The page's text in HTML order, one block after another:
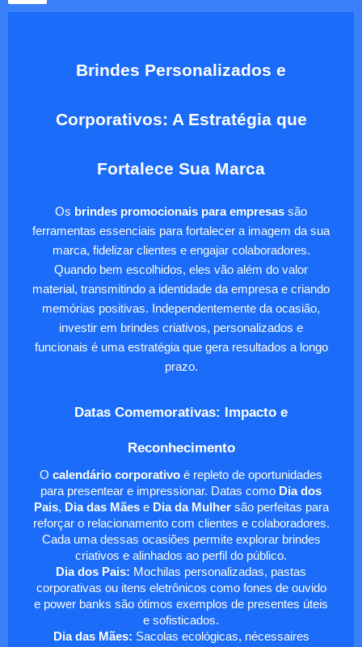
Brindes Personalizados e
Corporativos: A Estratégia que
Fortalece Sua Marca
Os brindes promocionais para empresas são
ferramentas essenciais para fortalecer a imagem da sua
marca, fidelizar clientes e engajar colaboradores.
Quando bem escolhidos, eles vão além do valor
material, transmitindo a identidade da empresa e criando
memórias positivas. Independentemente da ocasião,
investir em brindes criativos, personalizados e
funcionais é uma estratégia que gera resultados a longo
prazo.
Datas Comemorativas: Impacto e
Reconhecimento
O calendário corporativo é repleto de oportunidades
para presentear e impressionar. Datas como Dia dos
Pais, Dia das Mãese Dia da Mulhersão perfeitas para
reforçar o relacionamento com clientes e colaboradores.
Cada uma dessas ocasiões permite explorar brindes
criativos e alinhados ao perfil do público.
Dia dos Pais: Mochilas personalizadas, pastas
corporativas ou itens eletrônicos como fones de ouvido
e power banks são ótimos exemplos de presentes úteis
e sofisticados.
Dia das Mães: Sacolas ecológicas, nécessaires